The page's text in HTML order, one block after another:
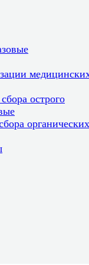
острого
органических